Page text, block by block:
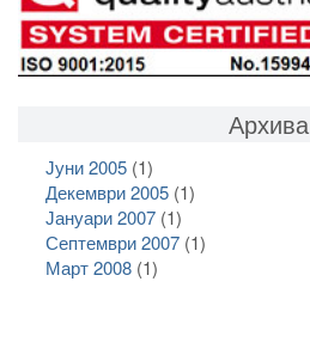
Архива
Јуни 2005(1)
Декември 2005(1)
Јануари 2007(1)
Септември 2007(1)
Март 2008(1)